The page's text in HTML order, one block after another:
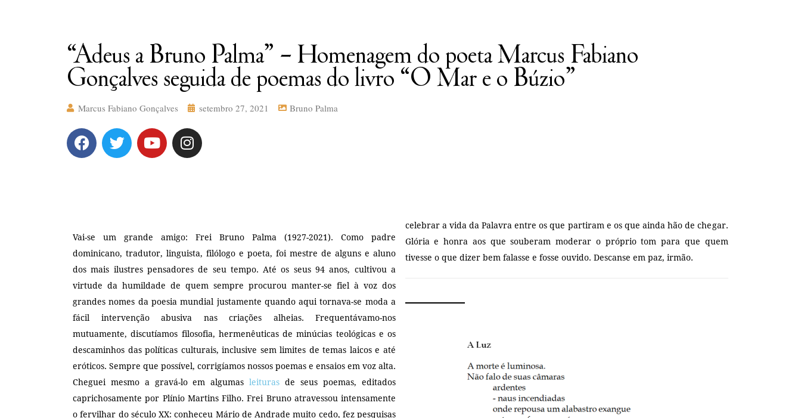
“Adeus a Bruno Palma” – Homenagem do poeta Marcus Fabiano
Gonçalves seguida de poemas do livro “O Mar e o Búzio”
Marcus Fabiano Gonçalves setembro 27, 2021 Bruno Palma
Vai-se um grande amigo: Frei Bruno Palma (1927-2021). Como padre
dominicano, tradutor, linguista, filólogo e poeta, foi mestre de alguns e aluno
dos mais ilustres pensadores de seu tempo. Até os seus 94 anos, cultivou a
virtude da humildade de quem sempre procurou manter-se fiel à voz dos
grandes nomes da poesia mundial justamente quando aqui tornava-se moda a
fácil intervenção abusiva nas criações alheias. Frequentávamo-nos
mutuamente, discutíamos filosofia, hermenêuticas de minúcias teológicas e os
descaminhos das políticas culturais, inclusive sem limites de temas laicos e até
eróticos. Sempre que possível, corrigíamos nossos poemas e ensaios em voz alta.
Cheguei mesmo a gravá-lo em algumas leituras de seus poemas, editados
caprichosamente por Plínio Martins Filho. Frei Bruno atravessou intensamente
o fervilhar do século XX: conheceu Mário de Andrade muito cedo, fez pesquisas
celebrar a vida da Palavra entre os que partiram e os que ainda hão de chegar.
Glória e honra aos que souberam moderar o próprio tom para que quem
tivesse o que dizer bem falasse e fosse ouvido. Descanse em paz, irmão.